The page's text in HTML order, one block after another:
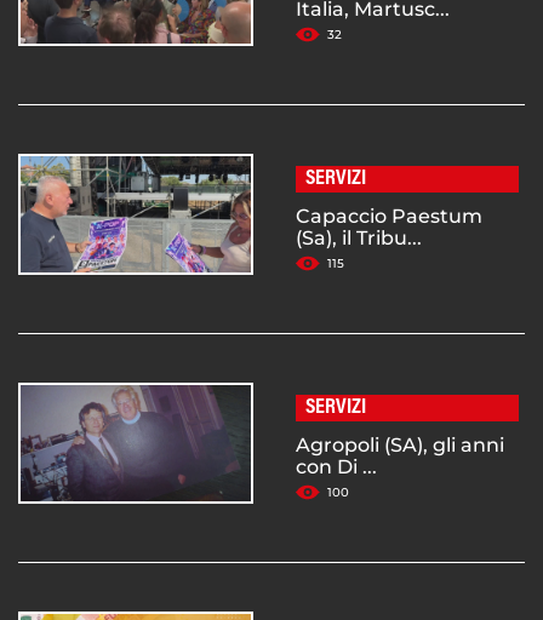
Italia, Martusc...
32
SERVIZI
Capaccio Paestum
(Sa), il Tribu...
115
SERVIZI
Agropoli (SA), gli anni
con Di ...
100